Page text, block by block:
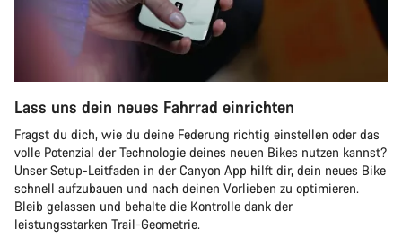
Lass uns dein neues Fahrrad einrichten
Fragst du dich, wie du deine Federung richtig einstellen oder das
volle Potenzial der Technologie deines neuen Bikes nutzen kannst?
Unser Setup-Leitfaden in der Canyon App hilft dir, dein neues Bike
schnell aufzubauen und nach deinen Vorlieben zu optimieren.
Bleib gelassen und behalte die Kontrolle dank der
leistungsstarken Trail-Geometrie.